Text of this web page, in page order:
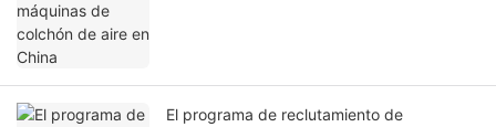
El programa de reclutamiento de